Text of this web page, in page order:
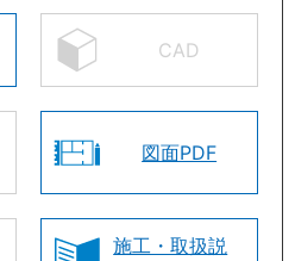
CAD
図面PDF
施工・取扱説